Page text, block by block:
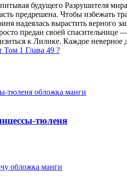
будущего Разрушителя
предрешена. Чтобы избежать
надеялась вырастить верного
предан своей спасительнице
к Лилике. Каждое
Том 1 Глава 49 ?
тюленя